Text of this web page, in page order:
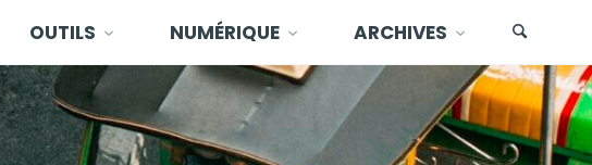
OUTILS NUMÉRIQUE ARCHIVES